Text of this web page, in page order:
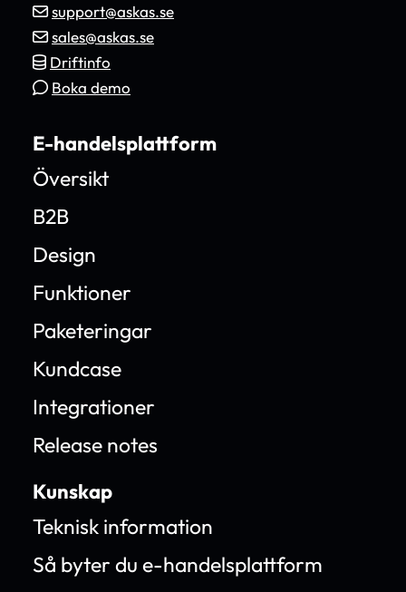
support@askas.se
sales@askas.se
Driftinfo
Boka demo
E-handelsplattform
Översikt
B2B
Design
Funktioner
Paketeringar
Kundcase
Integrationer
Release notes
Kunskap
Teknisk information
Så byter du e-handelsplattform